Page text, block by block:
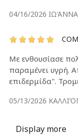
04/16/2026 ΙΩΆΝΝΑ
Με ενθουσίασε
παραμένει υγρή.
επιδερμίδα".
05/13/2026
Display more